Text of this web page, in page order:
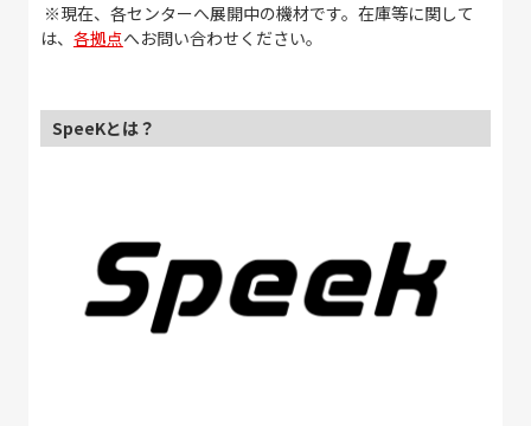
※現在、各センターへ展開中の機材です。在庫等に関して
は、 各拠点へお問い合わせください。
SpeeKとは？